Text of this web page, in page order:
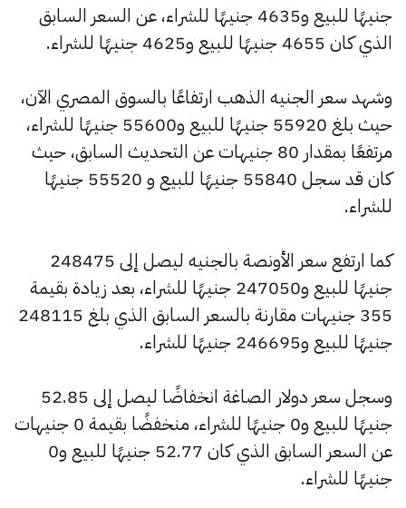
جنيهًا للبيع و4635 جنيهًا للشراء، عن السعر السابق
الذي كان 4655 جنيهًا للبيع و4625 جنيهًا للشراء.
وشهد سعر الجنيه الذهب ارتفاعًا بالسوق المصري الآن،
حيث بلغ 55920 جنيهًا للبيع و55600 جنيهًا للشراء،
مرتفعًا بمقدار 80 جنيهات عن التحديث السابق، حيث
كان قد سجل 55840 جنيهًا للبيع و 55520 جنيهًا
للشراء.
كما ارتفع سعر الأونصة بالجنيه ليصل إلى 248475
جنيهًا للبيع و247050 جنيهًا للشراء، بعد زيادة بقيمة
355 جنيهات مقارنة بالسعر السابق الذي بلغ 248115
جنيهًا للبيع و246695 جنيهًا للشراء.
وسجل سعر دولار الصاغة انخفاضًا ليصل إلى 52.85
جنيهًا للبيع و0 جنيهًا للشراء، منخفضًا بقيمة 0 جنيهات
عن السعر السابق الذي كان 52.77 جنيهًا للبيع و0
جنيهًا للشراء.